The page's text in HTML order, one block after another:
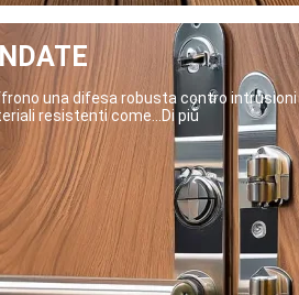
una difesa robusta contro
resistenti come...Di più